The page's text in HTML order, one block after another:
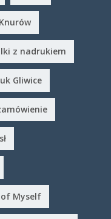
Knurów
z nadrukiem
Gliwice
of Myself